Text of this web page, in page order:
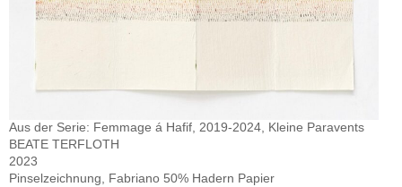
Aus der Serie: Femmage á Hafif, 2019-2024, Kleine Paravents
BEATE TERFLOTH
2023
Pinselzeichnung, Fabriano 50% Hadern Papier